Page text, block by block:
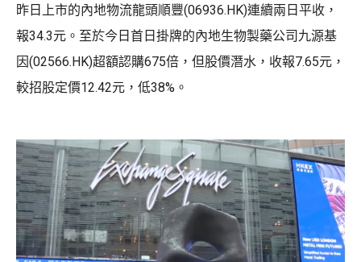
昨日上市的內地物流龍頭順豐(06936.HK)連續兩日平收，
報34.3元。至於今日首日掛牌的內地生物製藥公司九源基
因(02566.HK)超額認購675倍，但股價潛水，收報7.65元，
較招股定價12.42元，低38%。